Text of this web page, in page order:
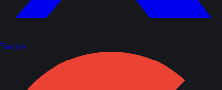
Twitter